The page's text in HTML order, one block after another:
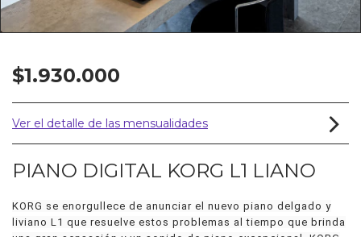
$1.930.000
Ver el detalle de las mensualidades
PIANO DIGITAL KORG L1 LIANO
KORG se enorgullece de anunciar el nuevo piano delgado y
liviano L1 que resuelve estos problemas al tiempo que brinda